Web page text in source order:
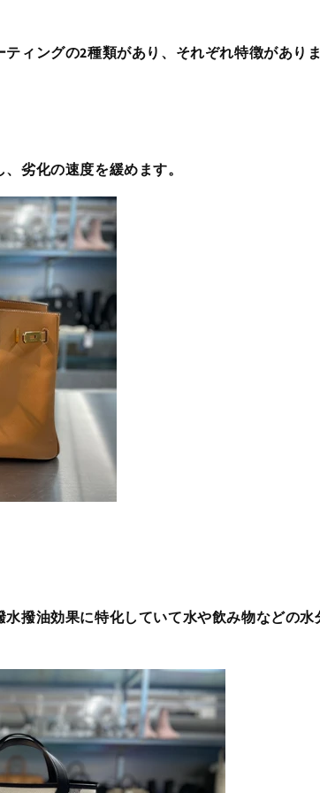
ィングの2種類があり、それぞれ特徴があり
劣化の速度を緩めます。
撥油効果に特化していて水や飲み物などの